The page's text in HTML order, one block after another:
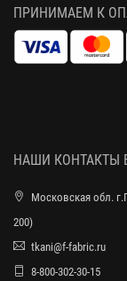
ПРИНИМАЕМ К
НАШИ КОНТАКТЫ
Московская обл.
200)
tkani@f-fabric.ru
8-800-302-30-15